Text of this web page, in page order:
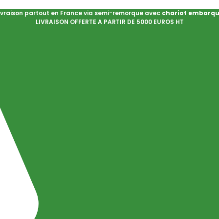
partout en France via semi-remorque avec chariot
LIVRAISON OFFERTE A PARTIR DE 5000 EUROS HT